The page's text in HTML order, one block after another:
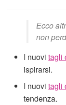
Ecco
non
I nuovitagli
ispirarsi.
I nuovitagli
tendenza.